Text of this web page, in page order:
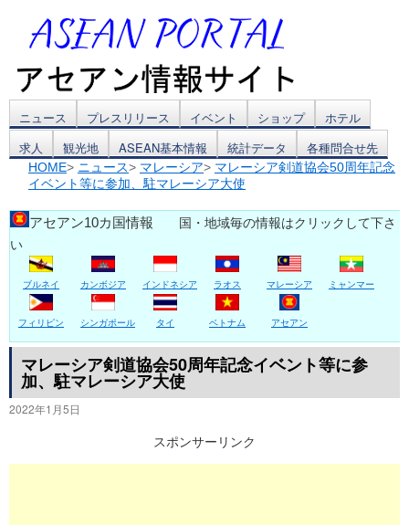
コ
ン
テ
ン
ツ
へ
ス
キ
ッ
ニュース プレスリリース イベント ショップ
ホテル
求人
観光地 ASEAN基本情報 統計データ 各種問合せ先
HOME> ニュース> マレーシア> マレーシア剣道協会50周年記念
イベント等に参加、駐マレーシア大使
アセアン10カ国情報 国・地域毎の情報はクリックして下さ
い
ブルネイ カンボジア インドネシア ラオス マレーシア ミャンマー
フィリピン シンガポール タイ ベトナム アセアン
マレーシア剣道協会50周年記念イベント等に参
加、駐マレーシア大使
2022年1月5日
スポンサーリンク